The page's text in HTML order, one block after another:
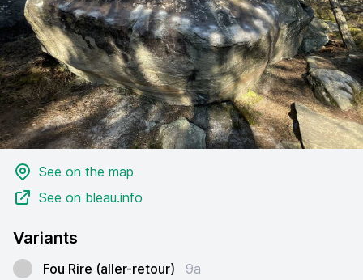
See on the map
See on bleau.info
Variants
Fou Rire (aller-retour)
9a